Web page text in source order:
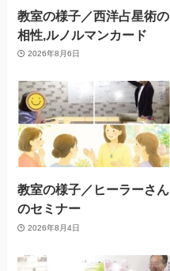
教室の様子／西洋占星術の
相性,ルノルマンカード
2026年8月6日
教室の様子／ヒーラーさん
のセミナー
2026年8月4日